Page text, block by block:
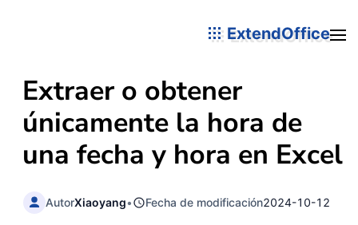
ExtendOffice
Extraer o obtener
únicamente la hora de
una fecha y hora en Excel
AutorXiaoyang• Fecha de modificación2024-10-12